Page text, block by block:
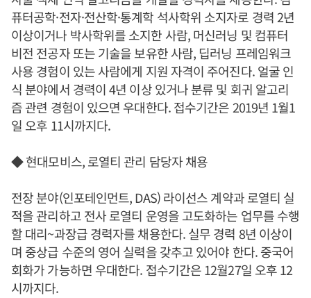
퓨터공학·전자·전산학·통계학 석사학위 소지자로 경력 2년
이상이거나 박사학위를 소지한 사람, 머신러닝 및 컴퓨터
비전 전공자 또는 기술을 보유한 사람, 딥러닝 프레임워크
사용 경험이 있는 사람에게 지원 자격이 주어진다. 얼굴 인
식 분야에서 경력이 4년 이상 있거나 분류 및 회귀 알고리
즘 관련 경험이 있으면 우대한다. 접수기간은 2019년 1월1
일 오후 11시까지다.
◆ 현대모비스, 로열티 관리 담당자 채용
전장 분야(인포테인먼트, DAS) 라이선스 계약과 로열티 실
적을 관리하고 전사 로열티 운영을 고도화하는 업무를 수행
할 대리~과장급 경력자를 채용한다. 실무 경력 8년 이상이
며 중상급 수준의 영어 실력을 갖추고 있어야 한다. 중국어
회화가 가능하면 우대한다. 접수기간은 12월27일 오후 12
시까지다.